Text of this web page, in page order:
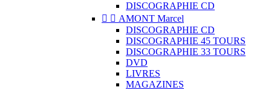
DISCOGRAPHIE CD
  AMONT Marcel
DISCOGRAPHIE CD
DISCOGRAPHIE 45 TOURS
DISCOGRAPHIE 33 TOURS
DVD
LIVRES
MAGAZINES